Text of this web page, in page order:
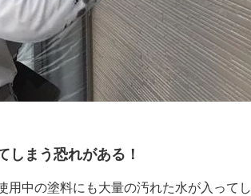
しまう恐れがある！
用中の塗料にも大量の汚れた水が入って